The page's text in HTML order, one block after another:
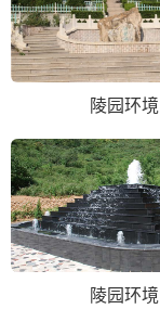
陵园环境
陵园环境